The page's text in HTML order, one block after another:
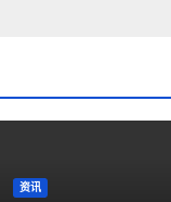
资讯